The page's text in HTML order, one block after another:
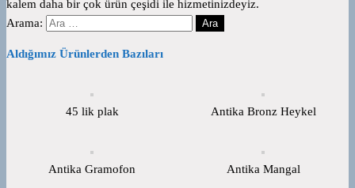
kalem daha bir çok ürün çeşidi ile hizmetinizdeyiz.
Arama:
Aldığımız Ürünlerden Bazıları
45 lik plak Antika Bronz Heykel
Antika Gramofon Antika Mangal